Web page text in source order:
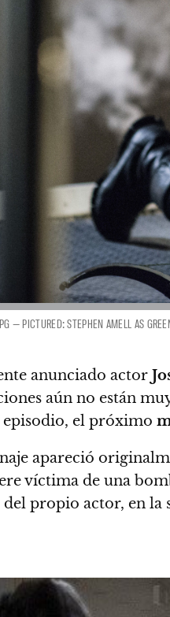
PICTURED: STEPHEN AMELL AS
anunciado actor
aún no están
episodio, el próximo
apareció
víctima de una
del propio actor, en